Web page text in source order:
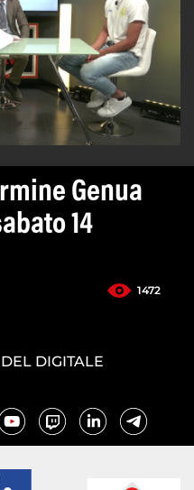
Genua
14
1472
DIGITALE